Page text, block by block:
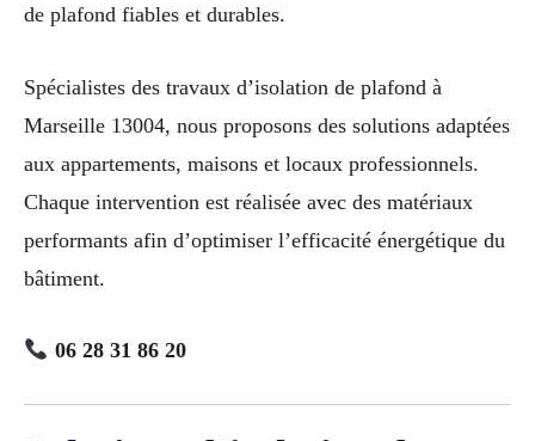
de plafond fiables et durables.
Spécialistes des travaux d’isolation de plafond à
Marseille 13004, nous proposons des solutions adaptées
aux appartements, maisons et locaux professionnels.
Chaque intervention est réalisée avec des matériaux
performants afin d’optimiser l’efficacité énergétique du
bâtiment.
06 28 31 86 20